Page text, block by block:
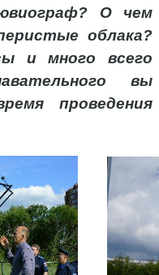
О чем
облака?
и много всего
вы
проведения